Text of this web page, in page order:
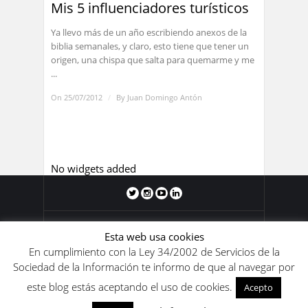
Mis 5 influenciadores turísticos
Ya llevo más de un año escribiendo anexos de la
biblia semanales, y claro, esto tiene que tener un
origen, una chispa que salta para quemarme y me
...
On 25/07/2012 / By Juan Domingo Antón
No widgets added
Blog de Juan Domingo Antón 2011-
2020. Los contenidos de este blog se
encuentran bajo unalicencia de Creative
Commons Reconocimiento-
NoComercial-SinObraDerivada 4.0
Internacional.
Esta web usa cookies
En cumplimiento con la Ley 34/2002 de Servicios de la
Sociedad de la Información te informo de que al navegar por
este blog estás aceptando el uso de cookies.
Acepto